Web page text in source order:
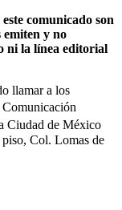
comunicado son
emiten y no
ni la línea editorial
llamar a los
Ciudad de México
Col. Lomas de